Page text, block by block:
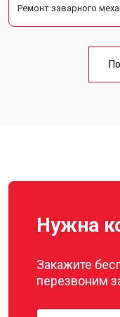
Ремонт заварного
Нужна
Закажите
перезвоним